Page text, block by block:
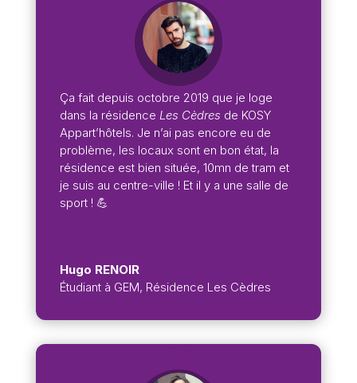
Ça fait depuis octobre 2019 que je loge
dans la résidence Les Cèdres de KOSY
Appart’hôtels. Je n’ai pas encore eu de
problème, les locaux sont en bon état, la
résidence est bien située, 10mn de tram et
je suis au centre-ville ! Et il y a une salle de
sport ! 💪
Hugo RENOIR
Étudiant à GEM, Résidence Les Cèdres